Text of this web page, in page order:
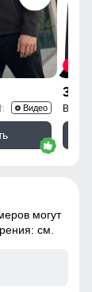
Видео
3
могут
см.